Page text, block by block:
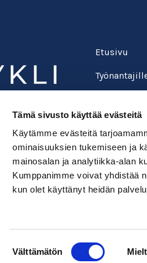
Tämä sivusto käyttää evästeitä
Käytämme evästeitä
ominaisuuksien tukemiseen ja
mainosalan ja analytiikka-alan
Kumppanimme voivat yhdistää
kun olet käyttänyt heidän
Välttämätön
SYKLI
Etusivu
Kirjaudu